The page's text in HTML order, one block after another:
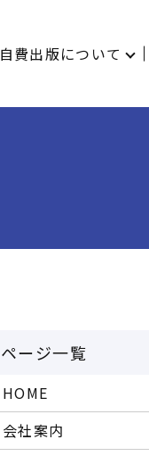
自費出版について
HOME
会社案内